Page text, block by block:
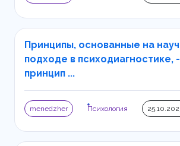
Принципы, основанные на
подходе в психодиагностике,
принцип ...
menedzher Психология